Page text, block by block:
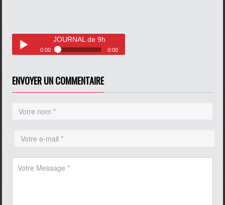
JOURNAL de 9h
0:00 0:00
ENVOYER UN COMMENTAIRE